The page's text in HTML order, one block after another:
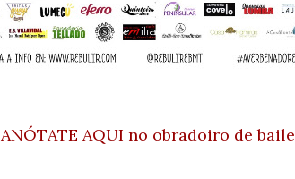
ANÓTATE AQUI no obradoiro de baile